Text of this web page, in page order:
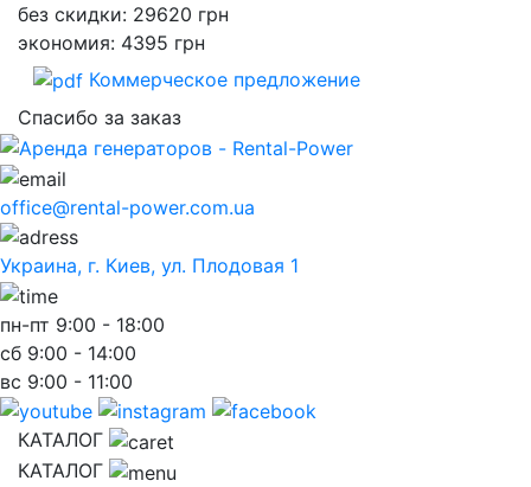
без скидки: 29620 грн
экономия: 4395 грн
Коммерческое предложение
Спасибо за заказ
office@rental-power.com.ua
Украина, г. Киев, ул. Плодовая 1
пн-пт 9:00 - 18:00
сб 9:00 - 14:00
вс 9:00 - 11:00
КАТАЛОГ
КАТАЛОГ